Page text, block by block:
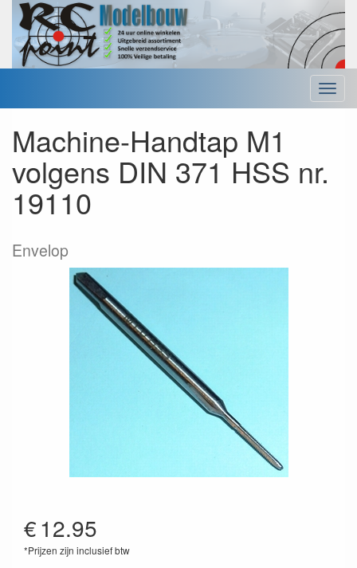
Menu
Machine-Handtap M1
volgens DIN 371 HSS nr.
19110
Envelop
€12.95
*Prijzen zijn inclusief btw